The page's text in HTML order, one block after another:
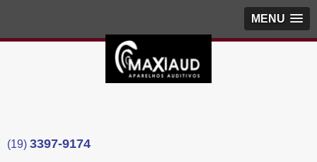
MENU
(19) 3397-9174